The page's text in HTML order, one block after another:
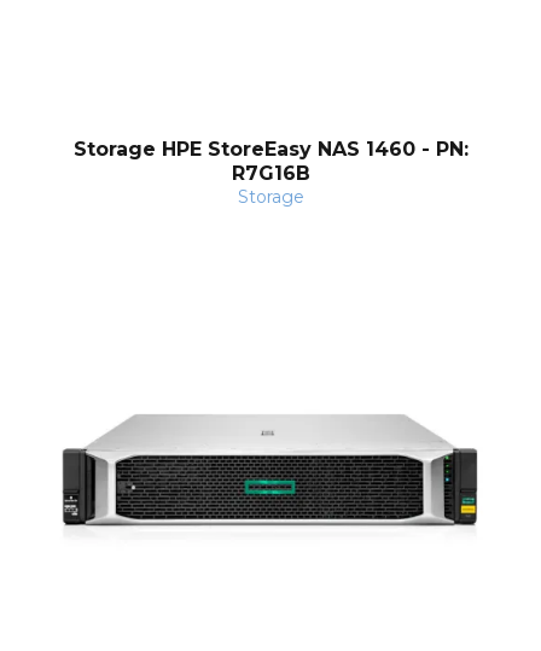
Storage HPE StoreEasy NAS 1460 - PN:
R7G16B
Storage